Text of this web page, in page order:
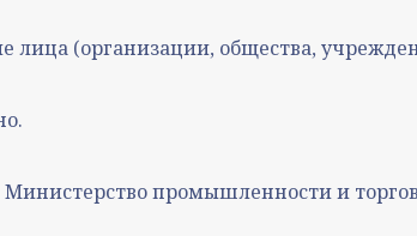
лица (организации, общества,
Министерство промышленности и